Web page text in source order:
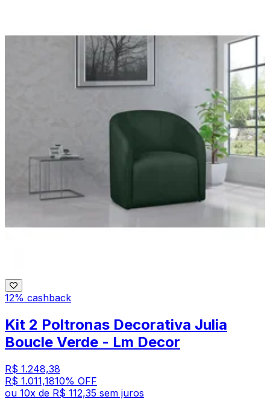
12% cashback
Kit 2 Poltronas Decorativa Julia
Boucle Verde - Lm Decor
R$ 1.248,38
R$ 1.011,1810% OFF
ou 10x de R$ 112,35 sem juros